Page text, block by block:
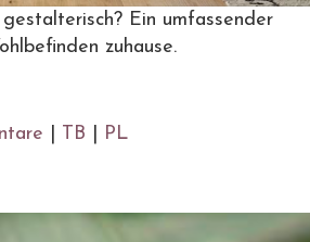
Ein umfassender
zuhause.
TB PL